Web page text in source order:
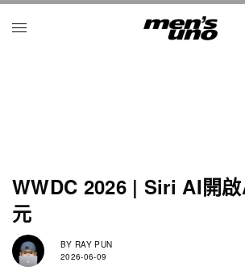
WWDC 2026 | Siri AI開
元
BY RAY PUN
2026-06-09